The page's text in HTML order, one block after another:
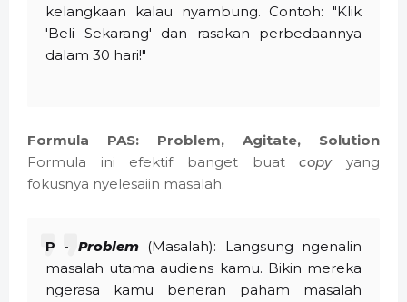
kelangkaan kalau nyambung. Contoh: "Klik
'Beli Sekarang' dan rasakan perbedaannya
dalam 30 hari!"
Formula PAS: Problem, Agitate, Solution
Formula ini efektif banget buatcopyyang
fokusnya nyelesaiin masalah.
P - Problem(Masalah): Langsung ngenalin
masalah utama audiens kamu. Bikin mereka
ngerasa kamu beneran paham masalah